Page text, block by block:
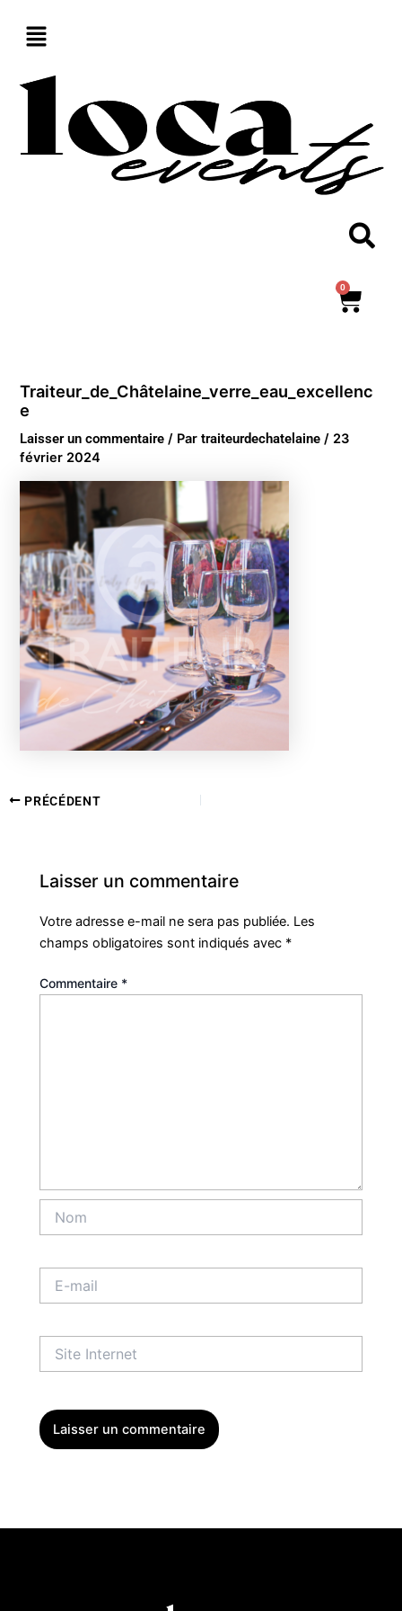
0
Traiteur_de_Châtelaine_verre_eau_excellenc
e
Laisser un commentaire / Partraiteurdechatelaine/ 23
février 2024
PRÉCÉDENT
Laisser un commentaire
Votre adresse e-mail ne sera pas publiée. Les
champs obligatoires sont indiqués avec *
Commentaire *
mail
Internet